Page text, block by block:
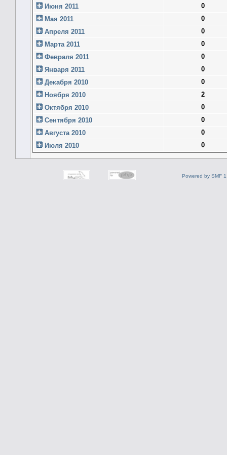
Июня 2011
0
Мая 2011
0
Апреля 2011
0
Марта 2011
0
Февраля 2011
0
Января 2011
0
Декабря 2010
0
Ноября 2010
2
Октября 2010
0
Сентября 2010
0
Августа 2010
0
Июля 2010
0
Powered by SMF